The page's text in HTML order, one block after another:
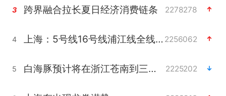
3 跨界融合拉长夏日经济消费链条 2278278
4 上海：5号线16号线浦江线全线停运 2256062
5 白海豚预计将在浙江苍南到三门一带登陆 2225202